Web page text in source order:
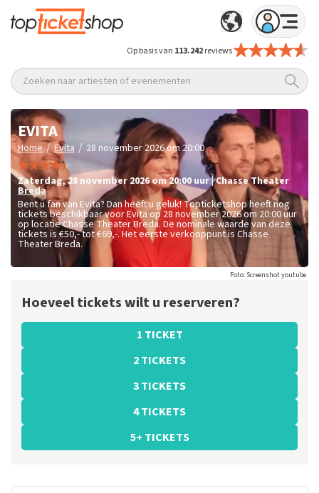
Op basis van 113.242reviews
Zoeken naar artiesten of evenementen
EVITA
Home / Evita / 28 november 2026 om 20:00
zaterdag,28 november 2026 om 20:00 uur|Chasse Theater
Breda
Bent u fan van Evita? Dan heeft u geluk! Topticketshop heeft nog
tickets beschikbaar voor Evita op 28 november 2026 om 20:00 uur
op locatie Chasse Theater Breda. De nominale waarde van deze
tickets is€50,- tot €69,-. Het eerste verkooppunt is Chasse
Theater Breda.
Foto: Screenshot youtube
Hoeveel tickets wilt u reserveren?
1 TICKET
2 TICKETS
3 TICKETS
4 TICKETS
5+ TICKETS